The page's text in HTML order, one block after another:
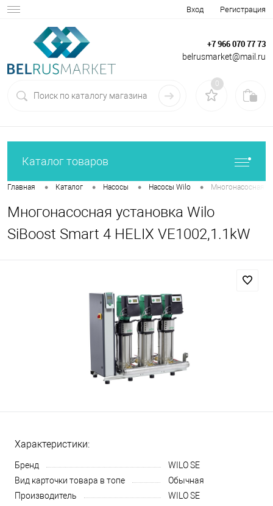
Вход Регистрация
+7 966 070 77 73
belrusmarket@mail.ru
0
Каталог товаров
Главная • Каталог • Насосы • Насосы Wilo • Многонасосная
Многонасосная установка Wilo
SiBoost Smart 4 HELIX VE1002,1.1kW
Характеристики:
Бренд
WILO SE
Вид карточки товара в топе
Обычная
Производитель
WILO SE